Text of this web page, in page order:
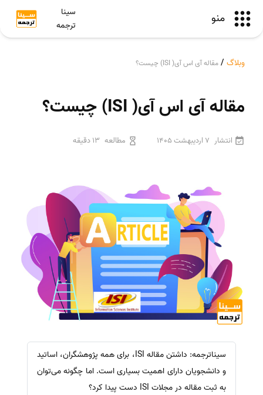
منو
سینا
ترجمه
وبلاگ / مقاله آی اس آی( ISI) چیست؟
مقاله آی اس آی( ISI) چیست؟
انتشار 7 اردیبهشت 1405 مطالعه 13 دقیقه
سیناترجمه: داشتن مقاله ISI، برای همه پژوهشگران، اساتید
و دانشجویان دارای اهمیت بسیاری است. اما چگونه می‌توان
به ثبت مقاله در مجلات ISI دست پیدا کرد؟